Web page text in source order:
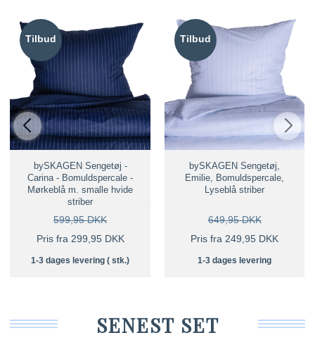
Tilbud
bySKAGEN Sengetøj -
Carina - Bomuldspercale -
Mørkeblå m. smalle hvide
striber
599,95 DKK
Pris fra 299,95 DKK
1-3 dages levering ( stk.)
Tilbud
bySKAGEN Sengetøj,
Emilie, Bomuldspercale,
Lyseblå striber
649,95 DKK
Pris fra 249,95 DKK
1-3 dages levering
SENEST SET